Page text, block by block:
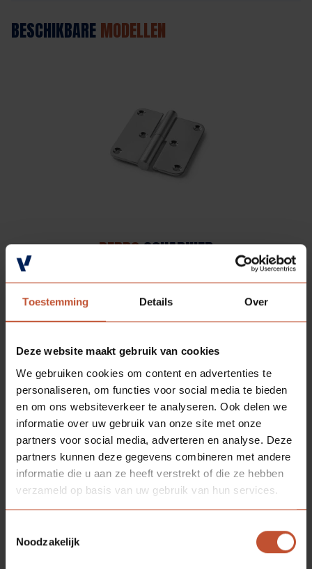
Toestemming Details Over
Deze website maakt gebruik van cookies
We gebruiken cookies om content en advertenties te
personaliseren, om functies voor social media te bieden
en om ons websiteverkeer te analyseren. Ook delen we
informatie over uw gebruik van onze site met onze
partners voor social media, adverteren en analyse. Deze
partners kunnen deze gegevens combineren met andere
informatie die u aan ze heeft verstrekt of die ze hebben
verzameld op basis van uw gebruik van hun services.
Noodzakelijk
BESCHIKBAREMODELLEN
BERDOSCHARNIER
VERDEKTSCHARNIER